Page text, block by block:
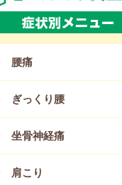
腰痛
ぎっくり腰
坐骨神経痛
肩こり